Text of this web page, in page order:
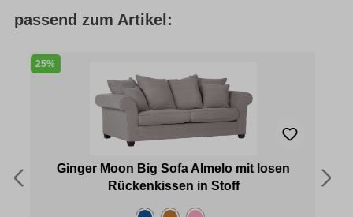
passend zum Artikel:
25%
Ginger Moon Big Sofa Almelo mit losen
Rückenkissen in Stoff